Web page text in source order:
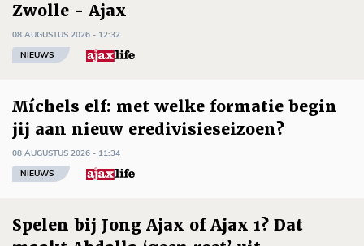
Zwolle - Ajax
08 AUGUSTUS 2026 - 12:32
NIEUWS
Míchels elf: met welke formatie begin
jij aan nieuw eredivisieseizoen?
08 AUGUSTUS 2026 - 11:34
NIEUWS
Spelen bij Jong Ajax of Ajax 1? Dat